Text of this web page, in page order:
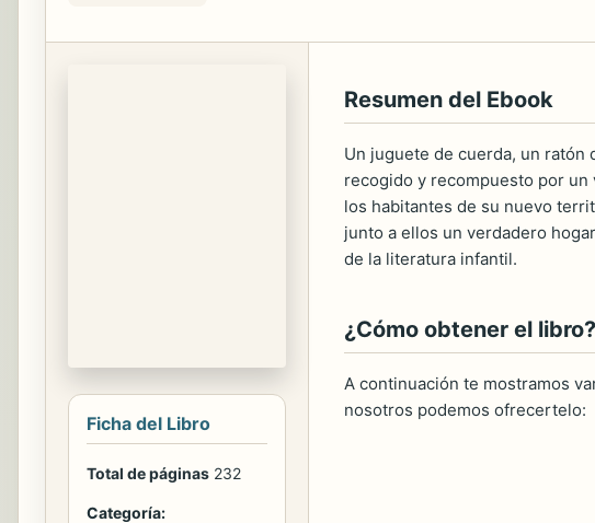
Ficha del Libro
Total de páginas 232
Categoría:
Resumen del Ebook
Un juguete de cuerda, un ratón
recogido y recompuesto por un
los habitantes de su nuevo
junto a ellos un verdadero
de la literatura infantil.
¿Cómo obtener el libro?
A continuación te mostramos
nosotros podemos ofrecertelo: